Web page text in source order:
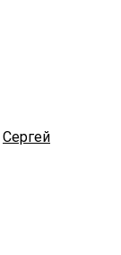
Сергей